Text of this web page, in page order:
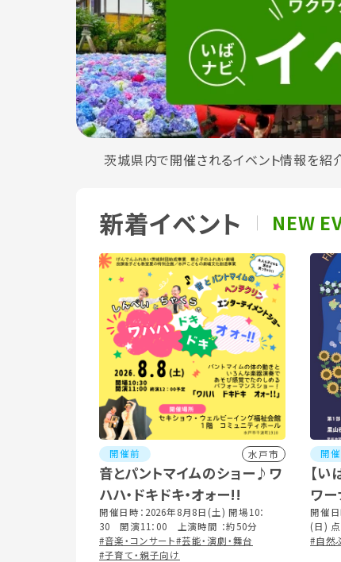
茨城県内で開催されるイベント情報を紹
新着イベント NEW
開催前 水戸市
音とパントマイムのショー♪ワ
ハハ・ドキドキ・オォー!!
開催日時：2026年8月8日(土) 開場10：
30 開演11：00 上演時間 ：約50分
#音楽・コンサート#芸能・演劇・舞台
#子育て・親子向け
開
【い
ワー
開催
(日)
#自然